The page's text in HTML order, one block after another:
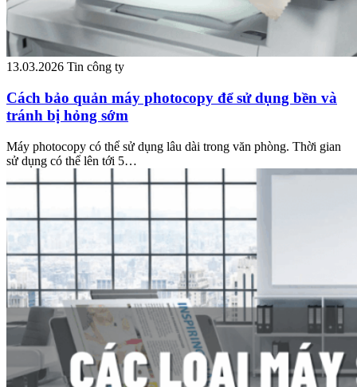
13.03.2026 Tin công ty
Cách bảo quản máy photocopy để sử dụng bền và
tránh bị hỏng sớm
Máy photocopy có thể sử dụng lâu dài trong văn phòng. Thời gian
sử dụng có thể lên tới 5…